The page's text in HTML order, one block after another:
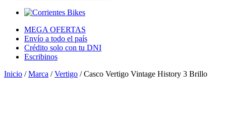
productos
MEGA OFERTAS
Envío a todo el país
Crédito solo con tu DNI
Escribinos
Inicio /Marca /Vertigo / Casco Vertigo Vintage History 3 Brillo